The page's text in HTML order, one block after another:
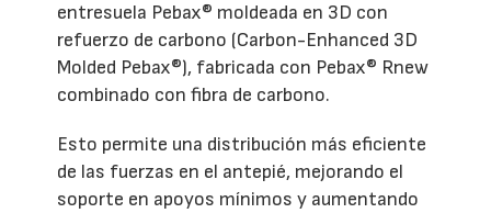
entresuela Pebax® moldeada en 3D con
refuerzo de carbono (Carbon-Enhanced 3D
Molded Pebax®), fabricada con Pebax® Rnew
combinado con fibra de carbono.
Esto permite una distribución más eficiente
de las fuerzas en el antepié, mejorando el
soporte en apoyos mínimos y aumentando